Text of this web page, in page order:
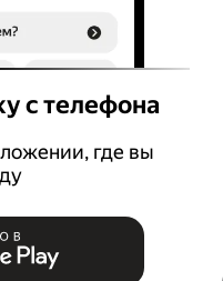
с телефона
где вы